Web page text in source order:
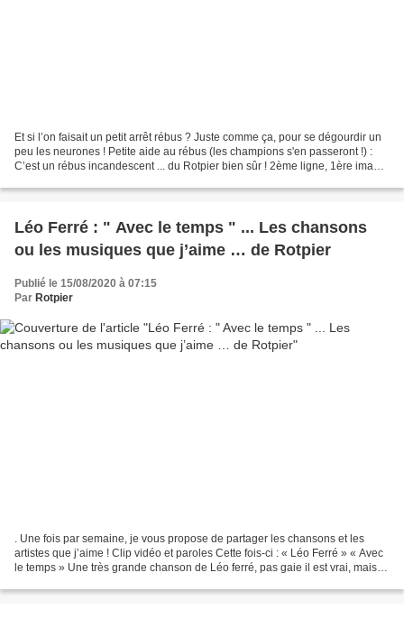
Et si l’on faisait un petit arrêt rébus ? Juste comme ça, pour se dégourdir un
peu les neurones ! Petite aide au rébus (les champions s'en passeront !) :
C’est un rébus incandescent ... du Rotpier bien sûr ! 2ème ligne, 1ère image
Léo Ferré : " Avec le temps " ... Les chansons
ou les musiques que j’aime … de Rotpier
Publié le 15/08/2020 à 07:15
Par Rotpier
. Une fois par semaine, je vous propose de partager les chansons et les
artistes que j’aime ! Clip vidéo et paroles Cette fois-ci : « Léo Ferré » « Avec
le temps » Une très grande chanson de Léo ferré, pas gaie il est vrai, mais